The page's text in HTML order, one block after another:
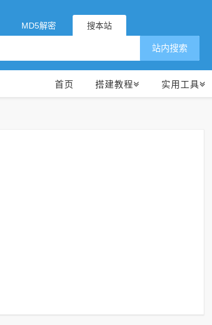
MD5解密 搜本站
站内搜索
首页 搭建教程 实用工具